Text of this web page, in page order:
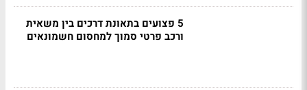
5 פצועים בתאונת דרכים בין משאית
ורכב פרטי סמוך למחסום חשמונאים